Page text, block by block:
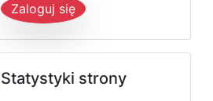
Zaloguj się
Statystyki strony